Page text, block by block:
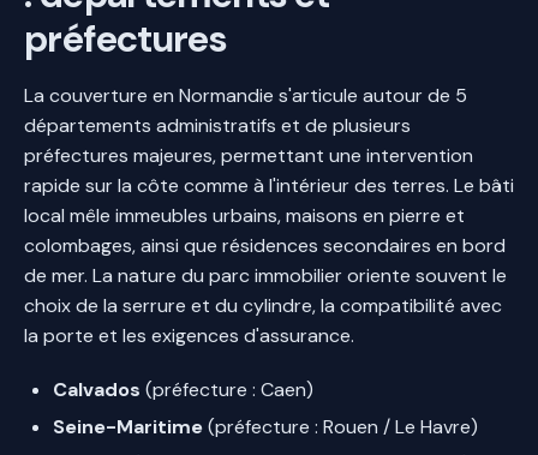
préfectures
La couverture en Normandie s'articule autour de 5
départements administratifs et de plusieurs
préfectures majeures, permettant une intervention
rapide sur la côte comme à l'intérieur des terres. Le bâti
local mêle immeubles urbains, maisons en pierre et
colombages, ainsi que résidences secondaires en bord
de mer. La nature du parc immobilier oriente souvent le
choix de la serrure et du cylindre, la compatibilité avec
la porte et les exigences d'assurance.
Calvados (préfecture : Caen)
Seine-Maritime(préfecture : Rouen / Le Havre)